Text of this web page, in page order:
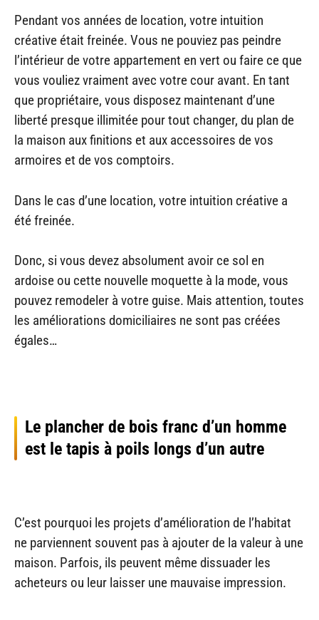
Pendant vos années de location, votre intuition
créative était freinée. Vous ne pouviez pas peindre
l’intérieur de votre appartement en vert ou faire ce que
vous vouliez vraiment avec votre cour avant. En tant
que propriétaire, vous disposez maintenant d’une
liberté presque illimitée pour tout changer, du plan de
la maison aux finitions et aux accessoires de vos
armoires et de vos comptoirs.
Dans le cas d’une location, votre intuition créative a
été freinée.
Donc, si vous devez absolument avoir ce sol en
ardoise ou cette nouvelle moquette à la mode, vous
pouvez remodeler à votre guise. Mais attention, toutes
les améliorations domiciliaires ne sont pas créées
égales…
Le plancher de bois franc d’un homme
est le tapis à poils longs d’un autre
C’est pourquoi les projets d’amélioration de l’habitat
ne parviennent souvent pas à ajouter de la valeur à une
maison. Parfois, ils peuvent même dissuader les
acheteurs ou leur laisser une mauvaise impression.